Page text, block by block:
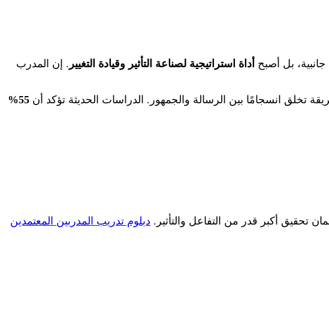
بل أصبح أداة استراتيجية لصناعة التأثير وقيادة التغيير . إن المدرب
تخلق انسجامًا بين الرسالة والجمهور. الدراسات الحديثة تؤكد أن
55%
تحقيق أكبر قدر من التفاعل والتأثير. دبلوم تدريب المدربين المعتمدين